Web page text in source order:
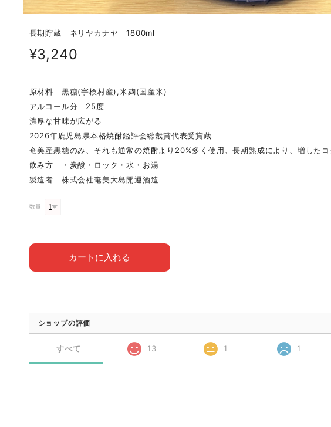
長期貯蔵 ネリヤカナヤ 1800ml
¥3,240
原材料 黒糖(宇検村産),米麹(国産米)
アルコール分 25度
濃厚な甘味が広がる
2026年鹿児島県本格焼酎鑑評会総裁賞代表受賞蔵
奄美産黒糖のみ、それも通常の焼酎より20%多く使用、長期熟成により、増した
飲み方 ・炭酸・ロック・水・お湯
製造者 株式会社奄美大島開運酒造
数量
カートに入れる
ショップの評価
すべて 13 1 1